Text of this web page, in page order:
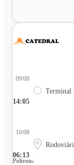
14:05
09/08
Terminal
06:13
10/08
Poltrona